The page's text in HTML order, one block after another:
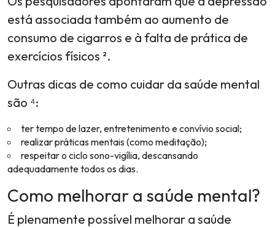
está associada também ao aumento de
consumo de cigarros e à falta de prática de
exercícios físicos ².
Outras dicas de como cuidar da saúde mental
são ⁴:
ter tempo de lazer, entretenimento e convívio social;
realizar práticas mentais (como meditação);
respeitar o ciclo sono-vigília, descansando
adequadamente todos os dias.
Como melhorar a saúde mental?
É plenamente possível melhorar a saúde